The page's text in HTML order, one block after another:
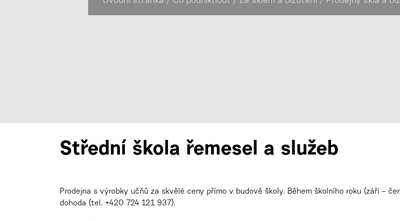
Střední škola řemesel a služeb
Prodejna s výrobky učňů za skvělé ceny přímo v budově školy. Během školního roku (září –
dohoda (tel. +420 724 121 937).